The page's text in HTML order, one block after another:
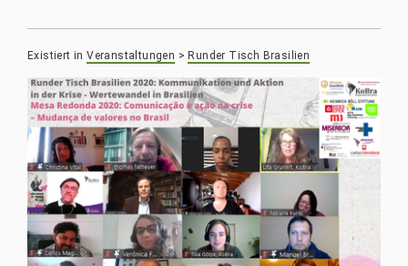
Existiert in Veranstaltungen > Runder Tisch Brasilien